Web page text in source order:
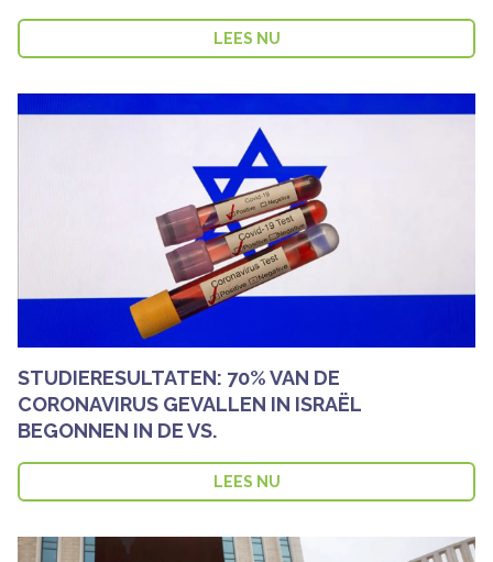
LEES NU
STUDIERESULTATEN: 70% VAN DE
CORONAVIRUS GEVALLEN IN ISRAËL
BEGONNEN IN DE VS.
LEES NU